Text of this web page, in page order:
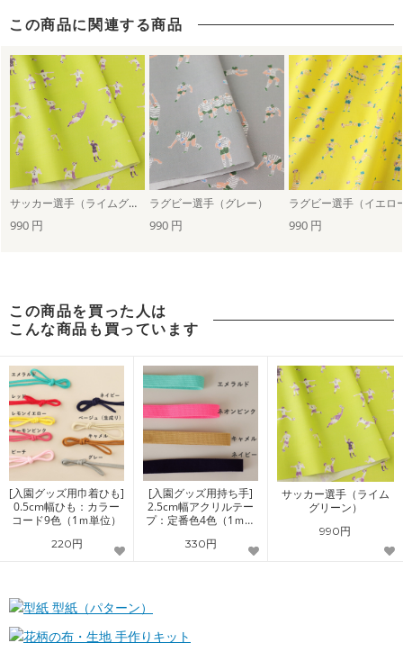
この商品に関連する商品
サッカー選手（ライムグリーン） ラグビー選手（グレー） ラグビー選手（イエロ
990 円 990 円 990 円
この商品を買った人は
こんな商品も買っています
[入園グッズ用巾着ひも]
0.5cm幅ひも：カラー
コード9色（1ｍ単位）
220円
[入園グッズ用持ち手]
2.5cm幅アクリルテー
プ：定番色4色（1ｍ単
330円
サッカー選手（ライム
グリーン）
990円
型紙（パターン）
手作りキット